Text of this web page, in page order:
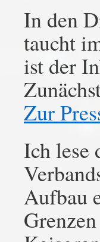
In den
taucht
ist der
Zur
Ich lese
Aufbau